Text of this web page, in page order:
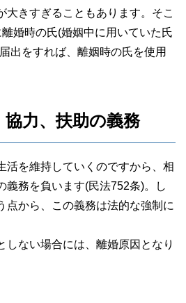
大きすぎることもあります。そこ
婚時の氏(婚姻中に用いていた氏
出をすれば、離姻時の氏を使用
力、扶助の義務
活を維持していくのですから、相
義務を負います(民法752条)。し
点から、この義務は法的な強制に
しない場合には、離婚原因となり